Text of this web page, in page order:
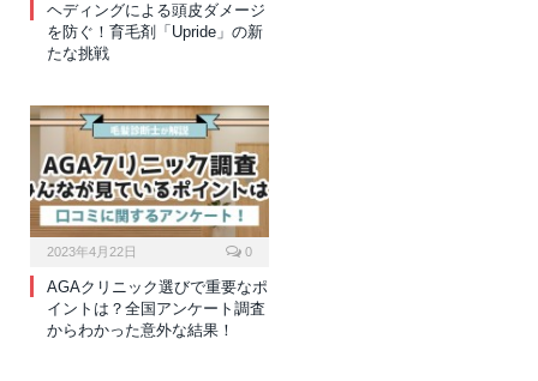
ヘディングによる頭皮ダメージ
を防ぐ！育毛剤「Upride」の新
たな挑戦
2023年4月22日 0
AGAクリニック選びで重要なポ
イントは？全国アンケート調査
からわかった意外な結果！